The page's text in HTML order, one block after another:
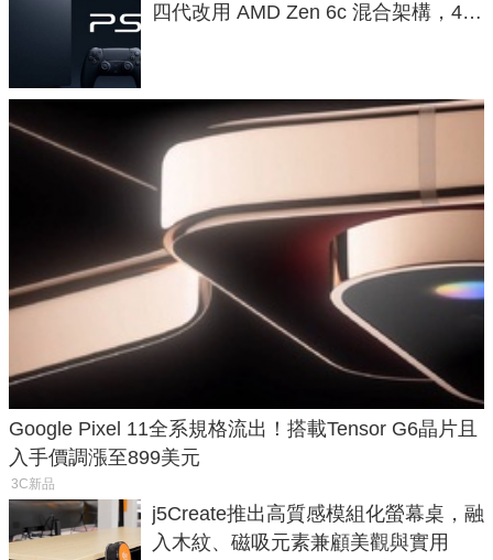
四代改用 AMD Zen 6c 混合架構，4K
Google Pixel 11全系規格流出！搭載Tensor G6晶片且
入手價調漲至899美元
3C新品
j5Create推出高質感模組化螢幕桌，融
入木紋、磁吸元素兼顧美觀與實用